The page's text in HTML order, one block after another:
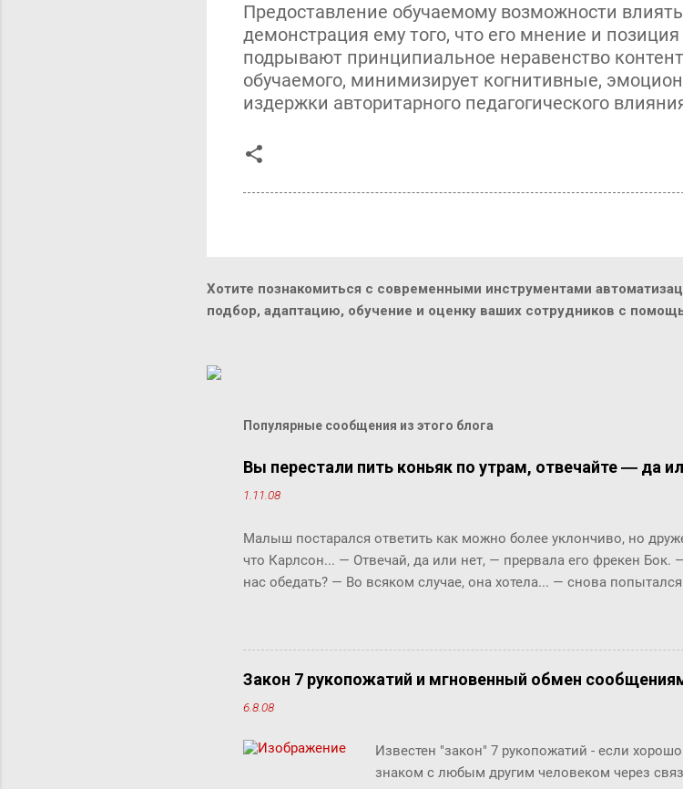
Предоставление обучаемому возможности
демонстрация ему того, что его мнение и
подрывают принципиальное неравенство
обучаемого, минимизирует когнитивные,
издержки авторитарного педагогического
Хотите познакомиться с современными инструментами
подбор, адаптацию, обучение и оценку ваших сотрудников с
Популярные сообщения из этого блога
Вы перестали пить коньяк по утрам, отвечайте ― да
1.11.08
Малыш постарался ответить как можно более уклончиво, но
что Карлсон... ― Отвечай, да или нет, ― прервала его фрекен
нас обедать? ― Во всяком случае, она хотела... ― снова
ответить «да» или «нет», по-моему, это не трудно. ― Представь
задам тебе простой вопрос, и ты сама в этом убедишься. Вот,
отвечай ― да или нет? У фрекен Бок перехватило дыхание,
что-то сказать, но не могла вымолвить ни слова. ― Ну вот вам,
свой вопрос: ты перестала пить коньяк по утрам? ― Да, да,
Закон 7 рукопожатий и мгновенный обмен
6.8.08
Известен "закон" 7 рукопожатий - если
знаком с любым другим человеком через